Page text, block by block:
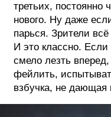
третьих, постоянно
нового. Ну даже
парься. Зрители
И это классно. Если
смело лезть
фейлить,
взбучка, не дающая